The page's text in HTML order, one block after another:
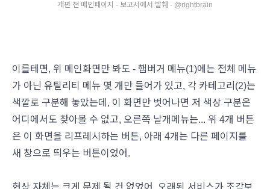
개편 전 메인페이지 - 보고서에서 발췌 - @rightbrain
이를테면, 위 메인화면만 봐도 - 햄버거 메뉴(1)에는 전체 메뉴
가 아닌 유틸리티 메뉴 몇 개만 들어가 있고, 각 카테고리(2)는
색깔로 구분해 놓았는데, 이 화면만 벗어나면 저 색상 구분은
어디에서도 찾아볼 수 없고, 오른쪽 날개메뉴는... 위 4개 버튼
은 이 화면을 리프레시하는 버튼, 아래 4개는 다른 페이지를
새 창으로 띄우는 버튼이었어.
현상 자체는 크게 문제 될 건 없었어. 오래된 서비스가 조각보